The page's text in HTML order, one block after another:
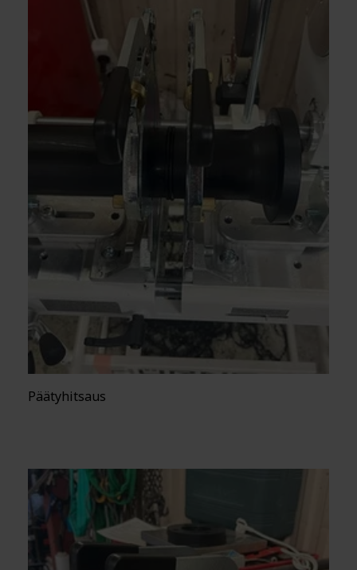
Päätyhitsaus